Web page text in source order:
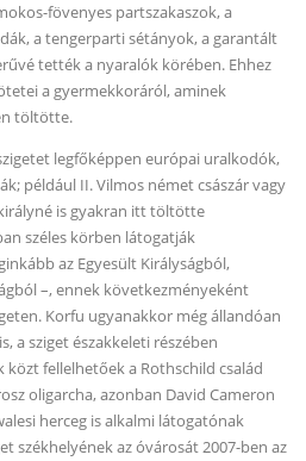
fövenyes partszakaszok, a
a tengerparti sétányok, a garantált
tették a nyaralók körében. Ehhez
a gyermekkoráról, aminek
töltötte.
legfőképpen európai uralkodók,
például II. Vilmos német császár vagy
is gyakran itt töltötte
széles körben látogatják
az Egyesült Királyságból,
–, ennek következményeként
Korfu ugyanakkor még állandóan
a sziget északkeleti részében
fellelhetőek a Rothschild család
oligarcha, azonban David Cameron
herceg is alkalmi látogatónak
székhelyének az óvárosát 2007-ben az